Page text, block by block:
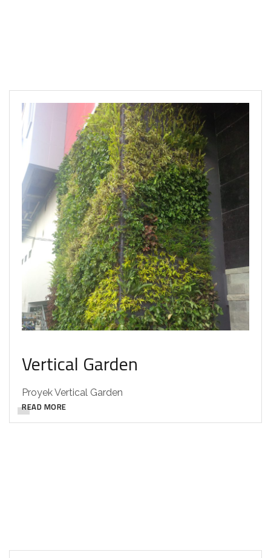
Vertical Garden
Proyek Vertical Garden
READ MORE